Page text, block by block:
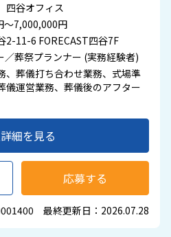
谷オフィス
～7,000,000円
2-11-6 FORECAST四谷7F
／葬祭プランナー (実務経験者)
、葬儀打ち合わせ業務、式場準
儀運営業務、葬儀後のアフター
細を見る
応募する
最終更新日：2026.07.28